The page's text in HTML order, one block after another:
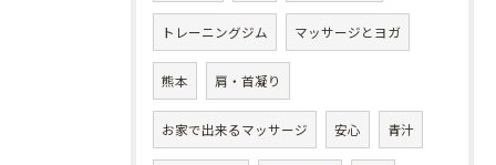
トレーニングジム マッサージとヨガ
熊本 肩・首凝り
お家で出来るマッサージ 安心 青汁